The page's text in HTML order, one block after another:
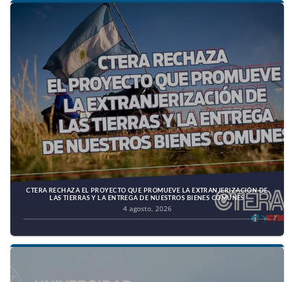
CTERA RECHAZA EL PROYECTO QUE PROMUEVE LA EXTRANJERIZACIÓN DE
LAS TIERRAS Y LA ENTREGA DE NUESTROS BIENES COMUNES
4 agosto, 2026